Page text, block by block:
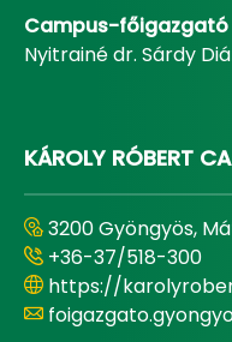
Campus-főigazgató
Nyitrainé dr. Sárdy
KÁROLY RÓBERT
3200 Gyöngyös,
+36-37/518-300
https://